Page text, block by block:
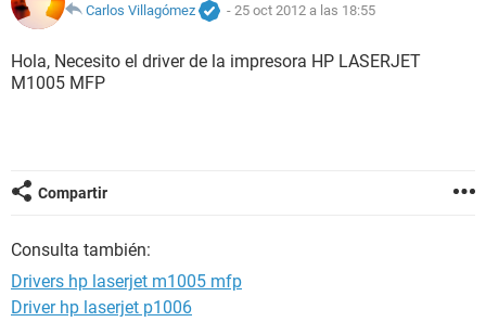
Carlos Villagómez
- 25 oct 2012 a las 18:55
Hola, Necesito el driver de la impresora HP LASERJET
M1005 MFP
Compartir
Consulta también:
Drivers hp laserjet m1005 mfp
Driver hp laserjet p1006